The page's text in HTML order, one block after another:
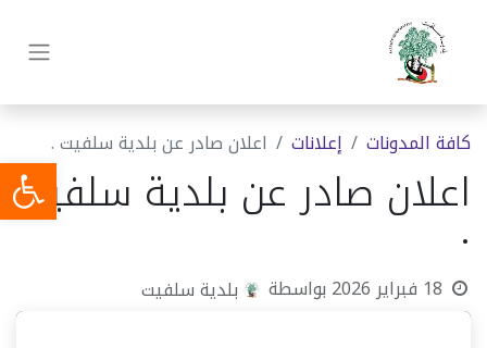
كافة المدونات ​إعلانات اعلان صادر عن بلدية سلفيت .
اعلان صادر عن بلدية سلفيت
.
18 فبراير 2026 بواسطة بلدية سلفيت